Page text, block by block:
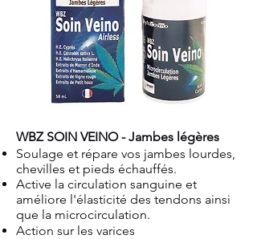
WBZ SOIN VEINO - Jambes légères
Soulage et répare vos jambes lourdes,
chevilles et pieds échauffés.
Active la circulation sanguine et
améliore l'élasticité des tendons ainsi
que la microcirculation.
Action sur les varices